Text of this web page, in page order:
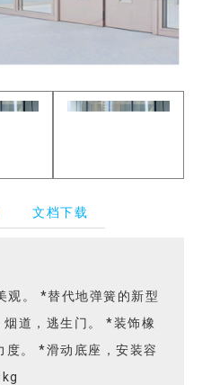
文档下载
观。 *替代地弹簧的新型
道，逃生门。 *装饰橡
度。 *滑动底座，安装容